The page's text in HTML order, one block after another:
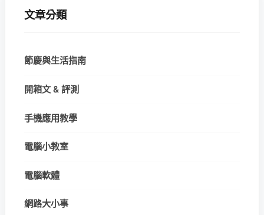
文章分類
節慶與生活指南
開箱文 & 評測
手機應用教學
電腦小教室
電腦軟體
網路大小事